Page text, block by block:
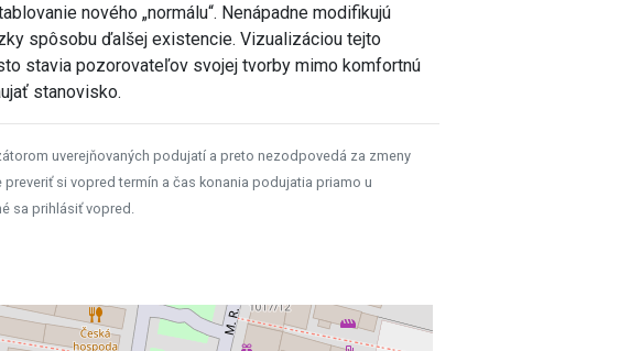
nového „normálu“. Nenápadne modifikujú
spôsobu ďalšej existencie. Vizualizáciou tejto
stavia pozorovateľov svojej tvorby mimo komfortnú
stanovisko.
uverejňovaných podujatí a preto nezodpovedá za zmeny
si vopred termín a čas konania podujatia priamo u
sa prihlásiť vopred.